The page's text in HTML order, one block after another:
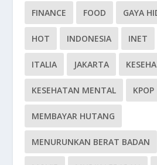
FINANCE FOOD GAYA
HOT INDONESIA INET
ITALIA JAKARTA
KESEHATAN MENTAL KPOP
MEMBAYAR HUTANG
MENURUNKAN BERAT BADAN